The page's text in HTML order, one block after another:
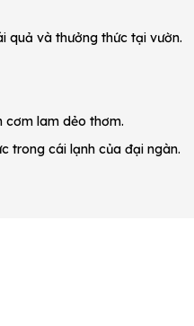
quả và thưởng thức tại vườn.
cơm lam dẻo thơm.
trong cái lạnh của đại ngàn.